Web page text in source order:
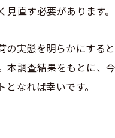
直す必要があります。
実態を明らかにする
調査結果をもとに、
なれば幸いです。